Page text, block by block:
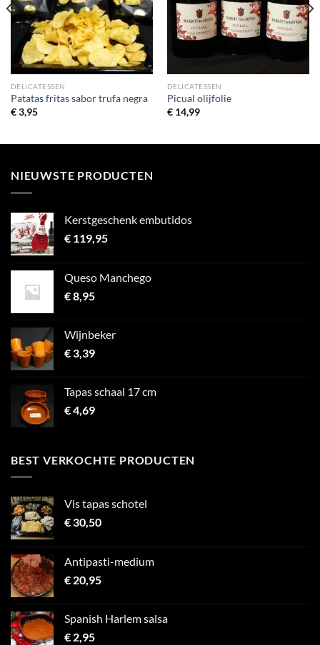
DELICATESSEN
Patatas fritas sabor trufa negra
€3,95
DELICATESSEN
Picual olijfolie
€14,99
NIEUWSTE PRODUCTEN
Kerstgeschenk embutidos
€ 119,95
Queso Manchego
€8,95
Wijnbeker
€3,39
Tapas schaal 17 cm
€4,69
BEST VERKOCHTE PRODUCTEN
Vis tapas schotel
€30,50
Antipasti-medium
€ 20,95
Spanish Harlem salsa
€ 2,95